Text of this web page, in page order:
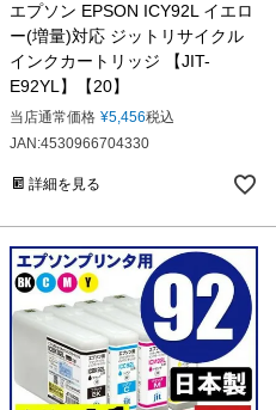
エプソン EPSON ICY92L イエロ
ー(増量)対応 ジットリサイクル
インクカートリッジ 【JIT-
E92YL】【20】
当店通常価格 ¥5,456税込
JAN:4530966704330
詳細を見る